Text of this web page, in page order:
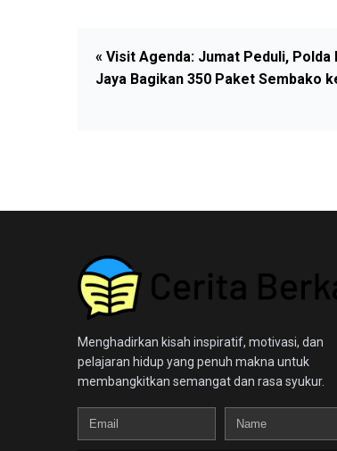
« Visit Agenda: Jumat Peduli, Polda
Jaya Bagikan 350 Paket Sembako
Menghadirkan kisah inspiratif, motivasi, dan
pelajaran hidup yang penuh makna untuk
membangkitkan semangat dan rasa syukur.
Email
Name